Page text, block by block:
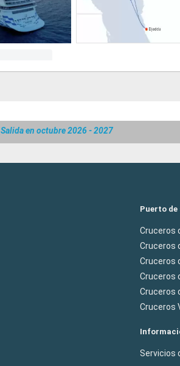
Salida en octubre 2026 - 2027
Puerto de
Cruceros
Cruceros
Cruceros
Cruceros
Cruceros
Cruceros
Servicios